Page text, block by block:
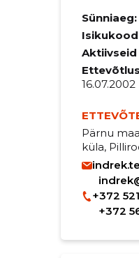
Sünniaeg:
16.07.2002
Pärnu
küla,
+372
+372